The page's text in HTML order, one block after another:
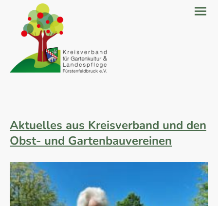
Aktuelles aus Kreisverband und den
Obst- und Gartenbauvereinen